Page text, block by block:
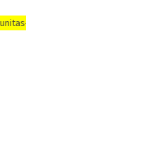
#rajin-bersikan-diri-&-